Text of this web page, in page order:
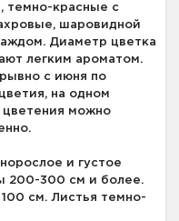
темно-красные с
шаровидной
Диаметр цветка
легким ароматом.
с июня по
на одном
цветения можно
и густое
200-300 см и более.
см. Листья темно-